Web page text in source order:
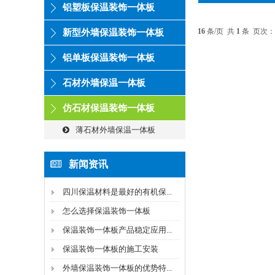
铝塑板保温装饰一体板
新型外墙保温装饰一体板
铝单板保温装饰一体板
石材外墙保温一体板
仿石材保温装饰一体板
薄石材外墙保温一体板
新闻资讯
四川保温材料是最好的有机保...
怎么选择保温装饰一体板
保温装饰一体板产品稳定应用...
保温装饰一体板的施工安装
外墙保温装饰一体板的优势特...
16 条/页 共 1 条 页次：